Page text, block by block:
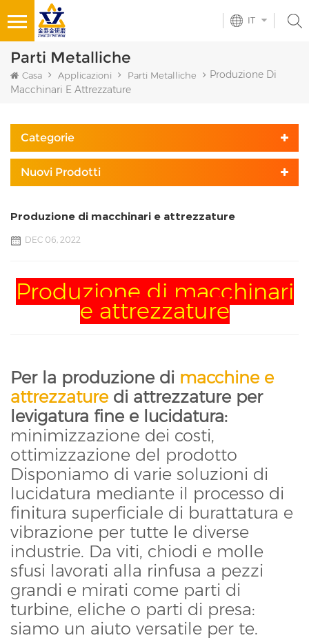
IT
Parti Metalliche
Casa Applicazioni Parti Metalliche
Produzione Di
Macchinari E Attrezzature
Categorie
Nuovi Prodotti
Produzione di macchinari e attrezzature
DEC 06, 2022
Produzione di macchinari
e attrezzature
Per la produzione di macchine e
attrezzature di attrezzature per
levigatura fine e lucidatura:
minimizzazione dei costi,
ottimizzazione del prodotto
Disponiamo di varie soluzioni di
lucidatura mediante il processo di
finitura superficiale di burattatura e
vibrazione per tutte le diverse
industrie. Da viti, chiodi e molle
sfusi lavorati alla rinfusa a pezzi
grandi e mirati come parti di
turbine, eliche o parti di presa:
siamo un aiuto versatile per te.